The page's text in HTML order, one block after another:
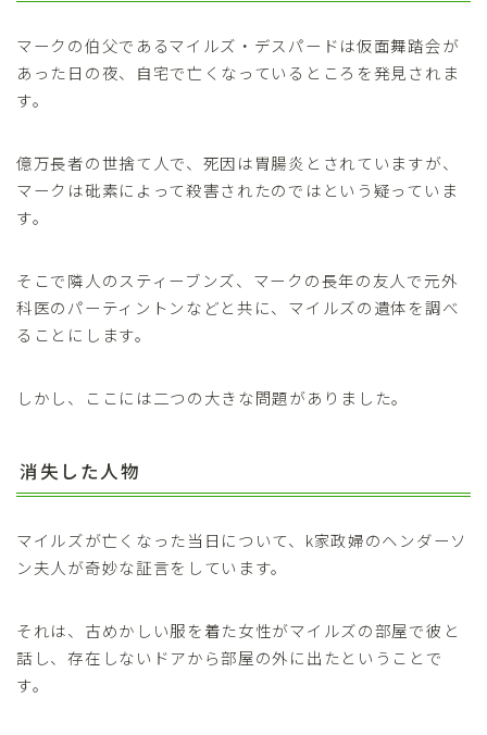
マークの伯父であるマイルズ・デスパードは仮面舞踏会が
あった日の夜、自宅で亡くなっているところを発見されま
す。
億万長者の世捨て人で、死因は胃腸炎とされていますが、
マークは砒素によって殺害されたのではという疑っていま
す。
そこで隣人のスティーブンズ、マークの長年の友人で元外
科医のパーティントンなどと共に、マイルズの遺体を調べ
ることにします。
しかし、ここには二つの大きな問題がありました。
消失した人物
マイルズが亡くなった当日について、k家政婦のヘンダーソ
ン夫人が奇妙な証言をしています。
それは、古めかしい服を着た女性がマイルズの部屋で彼と
話し、存在しないドアから部屋の外に出たということで
す。